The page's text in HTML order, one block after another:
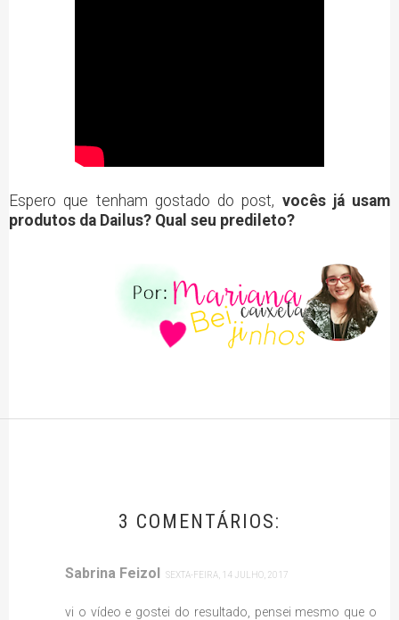
Espero que tenham gostado do post, vocês já usam
produtos da Dailus? Qual seu predileto?
3 COMENTÁRIOS:
Sabrina Feizol SEXTA-FEIRA, 14 JULHO, 2017
vi o vídeo e gostei do resultado, pensei mesmo que o